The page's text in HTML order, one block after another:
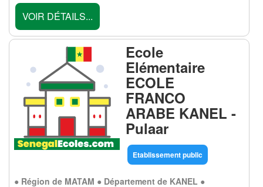
VOIR DÉTAILS...
Ecole
Elémentaire
ECOLE
FRANCO
ARABE KANEL -
Pulaar
Etablissement public
● Région de MATAM ● Département de KANEL ●